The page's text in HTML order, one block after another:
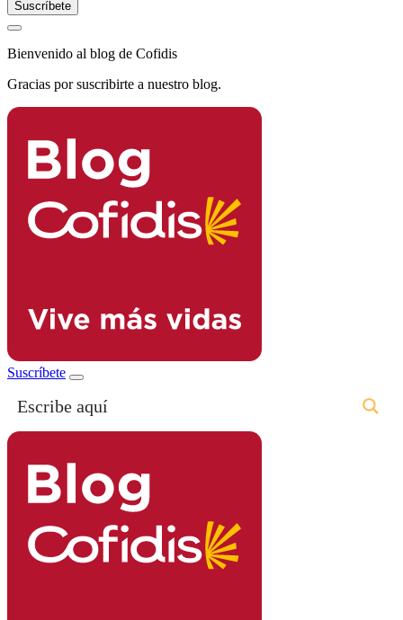
Bienvenido al blog de Cofidis
Gracias por suscribirte a nuestro blog.
Suscríbete